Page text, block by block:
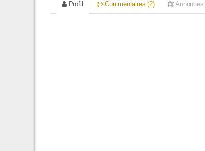
Profil Commentaires (2) Annonces